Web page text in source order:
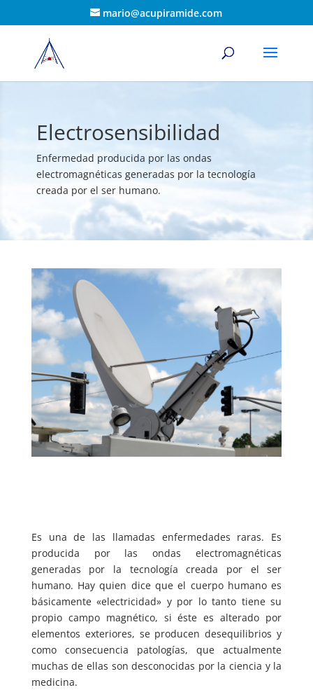
mario@acupiramide.com
Electrosensibilidad
Enfermedad producida por las ondas
electromagnéticas generadas por la tecnología
creada por el ser humano.
Es una de las llamadas enfermedades raras. Es
producida por las ondas electromagnéticas
generadas por la tecnología creada por el ser
humano. Hay quien dice que el cuerpo humano es
básicamente «electricidad» y por lo tanto tiene su
propio campo magnético, si éste es alterado por
elementos exteriores, se producen desequilibrios y
como consecuencia patologías, que actualmente
muchas de ellas son desconocidas por la ciencia y la
medicina.